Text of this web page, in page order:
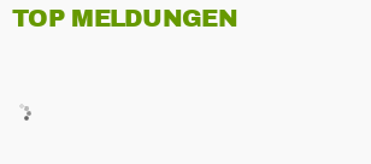
TOP MELDUNGEN